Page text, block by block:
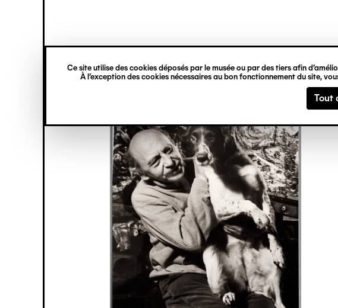
Ce site utilise des cookies déposés par le musée ou par des tiers afin
À l’exception des cookies nécessaires au bon fonctionnement du site,
Tout
principal
verticale